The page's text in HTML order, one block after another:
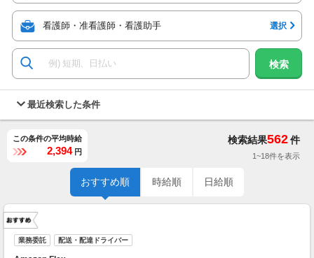
看護師・准看護師・看護助手 選択
検索
最近検索した条件
この条件の平均時給
2,394 円
検索結果562件
1~18件を表示
おすすめ順 時給順 日給順
業務委託 配送・配達ドライバー